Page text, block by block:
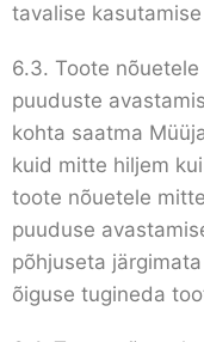
tavalise
6.3. Toote
puuduste
kohta saatma
kuid mitte hiljem
toote nõuetele
puuduse
põhjuseta
õiguse tugineda